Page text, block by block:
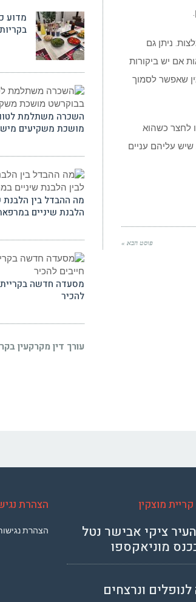
ניתן גם
אם יש ביקורות
שאפשר לסמוך
לחצר כשהוא
עליהם עניים
פוסט הבא »
מדוע
השכרה משתלמת
מושכת משקיעים
מה ההבדל בין הלבנת
הלבנת שיניים
מסעדה חדשה בקריית
להכיר
עורך דין מקרקעין
מוצקין
ציקי אבישר נטל
מוניאקספו
לנופלים ונרצחים
הצהרת
הצהרת